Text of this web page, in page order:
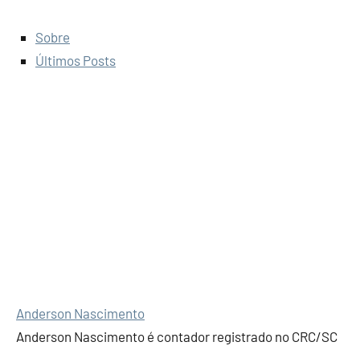
Sobre
Últimos Posts
Anderson Nascimento
Anderson Nascimento é contador registrado no CRC/SC